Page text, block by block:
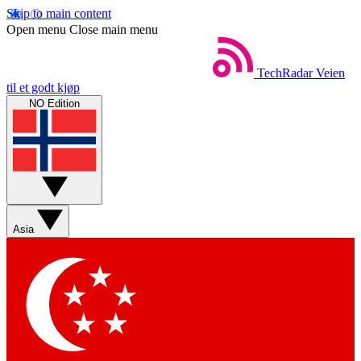
Skip to main content
Open menu Close main menu
TechRadar Veien
til et godt kjøp
NO Edition
Asia